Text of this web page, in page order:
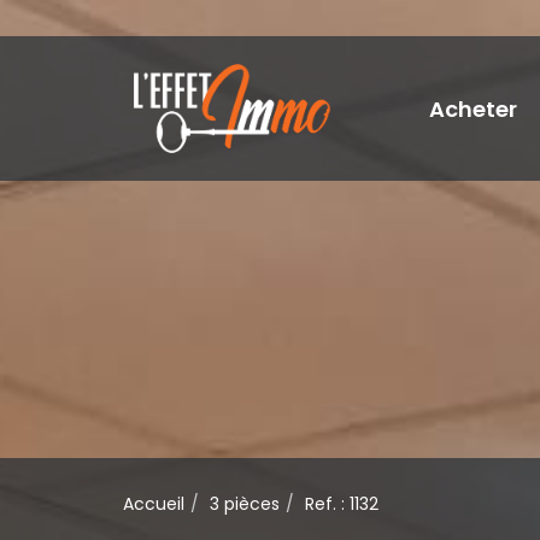
Acheter
Accueil 3 pièces Ref. : 1132